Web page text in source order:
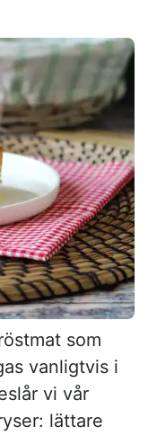
som
vanligtvis i
vi vår
lättare